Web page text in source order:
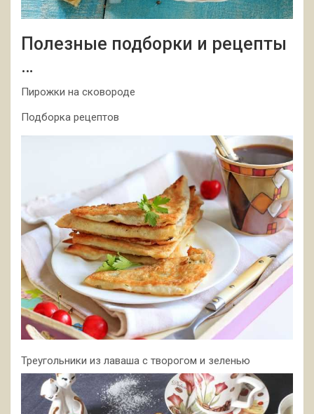
Полезные подборки и рецепты
…
Пирожки на сковороде
Подборка рецептов
Треугольники из лаваша с творогом и зеленью